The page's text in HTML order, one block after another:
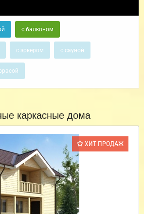
с балконом
с эркером с сауной
каркасные дома
ХИТ ПРОДАЖ